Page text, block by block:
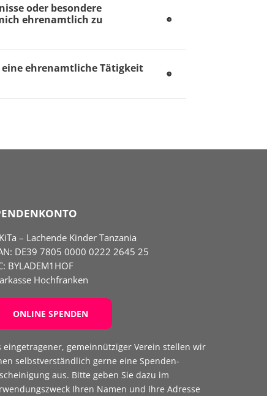
oder besondere
ehrenamtlich zu
ehrenamtliche Tätigkeit
– Lachende Kinder Tanzania
DE39 7805 0000 0222 2645 25
BYLADEM1HOF
Hochfranken
ONLINE SPENDEN
eingetragener, gemeinnütziger Verein stellen wir
selbst­verständlich gerne eine Spenden­
aus. Bitte geben Sie dazu im
Ihren Namen und Ihre Adresse